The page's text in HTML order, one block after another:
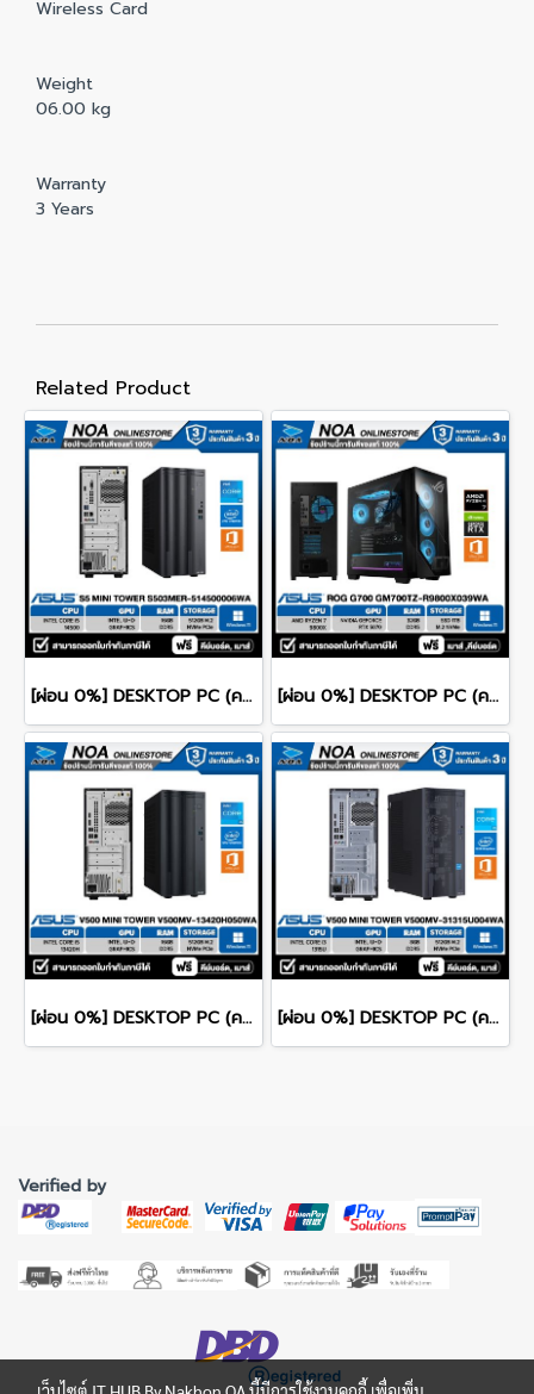
Wireless Card
Weight
06.00 kg
Warranty
3 Years
Related Product
[ผ่อน 0%] DESKTOP PC (คอมพิวเตอร์ตั้งโต๊ะ) ASUS S5 Mini Tower S503MER-514500006WA CPU Intel Core i5-14500/ 16GB DDR5 / 512GB NVMe PCIe M.2 SSD / Intel Graphics (Integrated) / Windows 11 Home / Microsoft Office Home 2024 [ผ่อน 0%] DESKTOP PC (คอมพิวเตอร์ตั้งโต๊ะ) ASUS ROG G700 GM700TZ-R9800X039WA RYZEN 7-9800X/32GB/SSD1TB/RTX5070/WINDOWS 11+MS OFFICE รับประกันซ่อมฟรีถึงบ้าน 3ปี
[ผ่อน 0%] DESKTOP PC (คอมพิวเตอร์ตั้งโต๊ะ) ASUS V500 Mini Tower V500MV-13420H050WA CPU Intel Core i5-13420H/ 16GB DDR4 / 512GB NVMe PCIe M.2 SSD / Intel Graphics (Integrated) / Windows 11 Home / Microsoft Office Home 2024 [ผ่อน 0%] DESKTOP PC (คอมพิวเตอร์ตั้งโต๊ะ) ASUS V500 Mini Tower V500MV-31315U004WA CPU Intel Core i3-1315U/ 8GB DDR4 / 512GB NVMe PCIe M.2 SSD / Intel Graphics (Integrated) / Windows 11 Home / Microsoft Office Home 2024
Verified by